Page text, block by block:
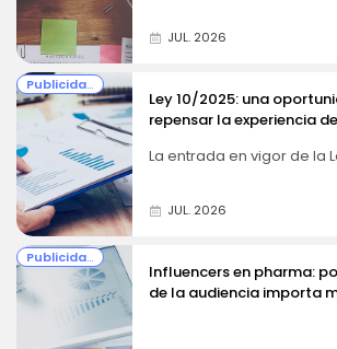
JUL. 2026
Publicidad y Comunicación
Ley 10/2025: una
repensar la experiencia
La entrada en vigor de la
organizaciones entienden
JUL. 2026
Publicidad y Comunicación
Influencers en pharma:
de la audiencia importa